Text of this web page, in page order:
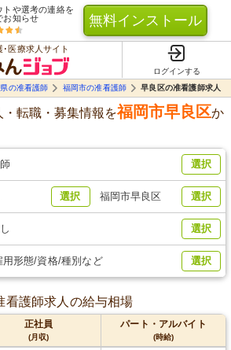
トや選考の連絡を
お知らせ
無料インストール
･医療求人サイト
ログインする
の准看護師 福岡市の准看護師 早良区の准看護師求人
・転職・募集情報を福岡市早良区か
選択
選択 福岡市早良区 選択
選択
用形態/資格/種別など 選択
看護師求人の給与相場
正社員
(月収)
パート・アルバイト
(時給)